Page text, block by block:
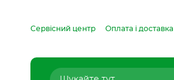
Сервісний центр Оплата і доставка